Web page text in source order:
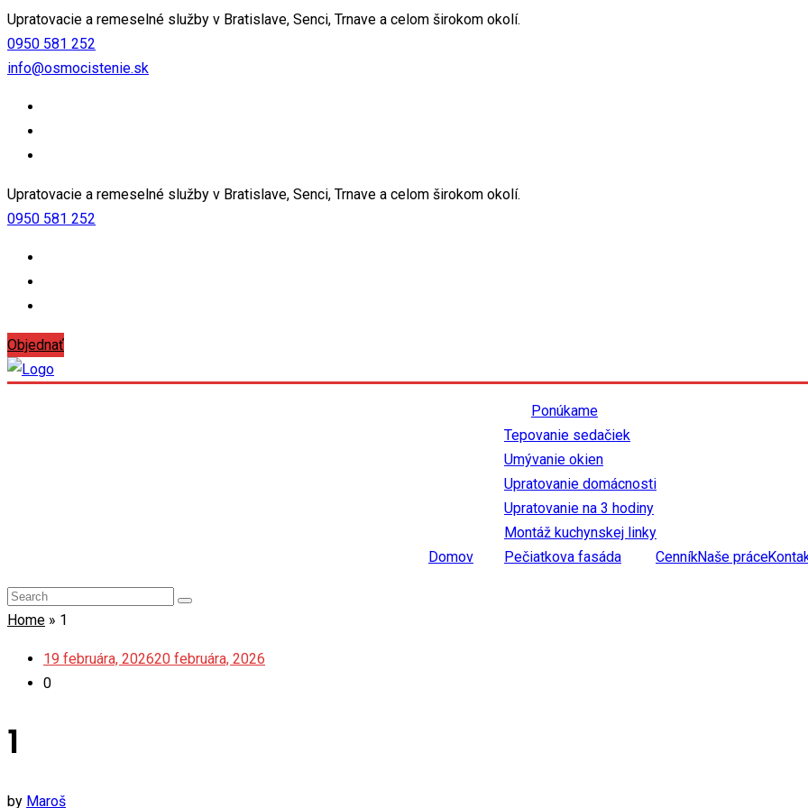
Upratovacie a remeselné služby v Bratislave, Senci, Trnave a celom širokom okolí.
0950 581 252
info@osmocistenie.sk
Upratovacie a remeselné služby v Bratislave, Senci, Trnave a celom širokom okolí.
0950 581 252
Objednať
Domov
Ponúkame
Tepovanie sedačiek
Umývanie okien
Upratovanie domácnosti
Upratovanie na 3 hodiny
Montáž kuchynskej linky
Pečiatkova fasáda
CenníkNaše práce
Home » 1
19 februára, 202620 februára, 2026
0
1
by Maroš